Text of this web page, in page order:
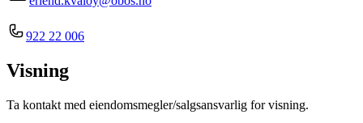
922 22 006
Visning
Ta kontakt med eiendomsmegler/salgsansvarlig for visning.